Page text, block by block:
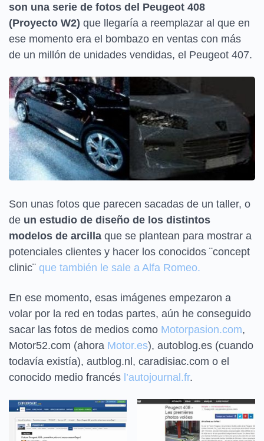
son una serie de fotos del Peugeot 408
(Proyecto W2) que llegaría a reemplazar al que en
ese momento era el bombazo en ventas con más
de un millón de unidades vendidas, el Peugeot 407.
Son unas fotos que parecen sacadas de un taller, o
de un estudio de diseño de los distintos
modelos de arcilla que se plantean para mostrar a
potenciales clientes y hacer los conocidos ¨concept
clinic¨ que también le sale a Alfa Romeo.
En ese momento, esas imágenes empezaron a
volar por la red en todas partes, aún he conseguido
sacar las fotos de medios como Motorpasion.com,
Motor52.com (ahora Motor.es), autoblog.es (cuando
todavía existía), autblog.nl, caradisiac.com o el
conocido medio francés l’autojournal.fr.